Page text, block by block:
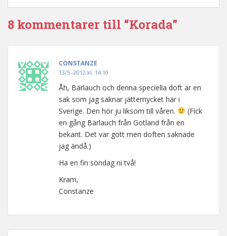
8 kommentarer till “Korada”
CONSTANZE
13/5 -2012 kl. 14:10
Åh, Bärlauch och denna speciella doft är en
sak som jag saknar jättemycket här i
Sverige. Den hör ju liksom till våren.
(Fick
en gång Bärlauch från Gotland från en
bekant. Det var gott men doften saknade
jag ändå.)
Ha en fin söndag ni två!
Kram,
Constanze